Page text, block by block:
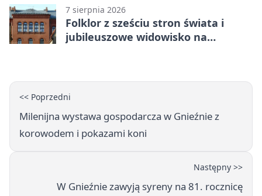
7 sierpnia 2026
Folklor z sześciu stron świata i
jubileuszowe widowisko na
<< Poprzedni
Milenijna wystawa gospodarcza w Gnieźnie z
korowodem i pokazami koni
Następny >>
W Gnieźnie zawyją syreny na 81. rocznicę